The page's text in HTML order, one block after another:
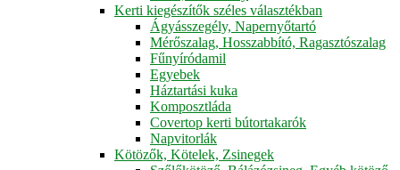
Kerti kiegészítők széles választékban
Ágyásszegély, Napernyőtartó
Mérőszalag, Hosszabbító, Ragasztószalag
Fűnyíródamil
Egyebek
Háztartási kuka
Komposztláda
Covertop kerti bútortakarók
Napvitorlák
Kötözők, Kötelek, Zsinegek